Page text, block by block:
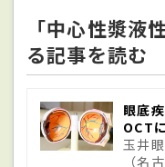
れている。ほと
いるうちに自然
り再発を繰り返
が必要となった
りする場合があ
「中心性漿液
る記事を読む
眼底
OCT
玉井
（名